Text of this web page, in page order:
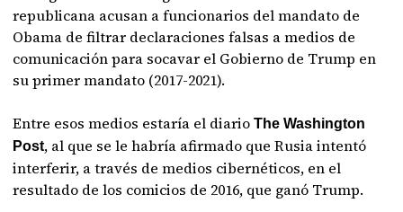
republicana acusan a funcionarios del mandato de
Obama de filtrar declaraciones falsas a medios de
comunicación para socavar el Gobierno de Trump en
su primer mandato (2017-2021).
Entre esos medios estaría el diario The Washington
Post, al que se le habría afirmado que Rusia intentó
interferir, a través de medios cibernéticos, en el
resultado de los comicios de 2016, que ganó Trump.